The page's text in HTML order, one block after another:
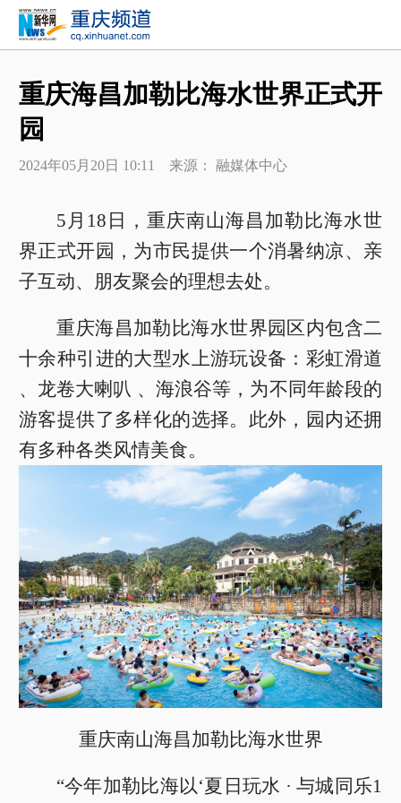
重庆海昌加勒比海水世界正式开
园
2024年05月20日 10:11 来源： 融媒体中心
5月18日，重庆南山海昌加勒比海水世
界正式开园，为市民提供一个消暑纳凉、亲
子互动、朋友聚会的理想去处。
重庆海昌加勒比海水世界园区内包含二
十余种引进的大型水上游玩设备：彩虹滑道
、龙卷大喇叭 、海浪谷等，为不同年龄段的
游客提供了多样化的选择。此外，园内还拥
有多种各类风情美食。
重庆南山海昌加勒比海水世界
“今年加勒比海以‘夏日玩水 · 与城同乐1